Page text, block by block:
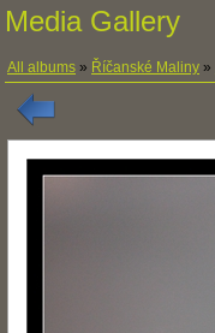
Media Gallery
All albums » Říčanské Maliny »